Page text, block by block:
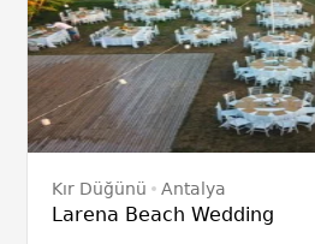
Kır Düğünü Antalya
Larena Beach Wedding